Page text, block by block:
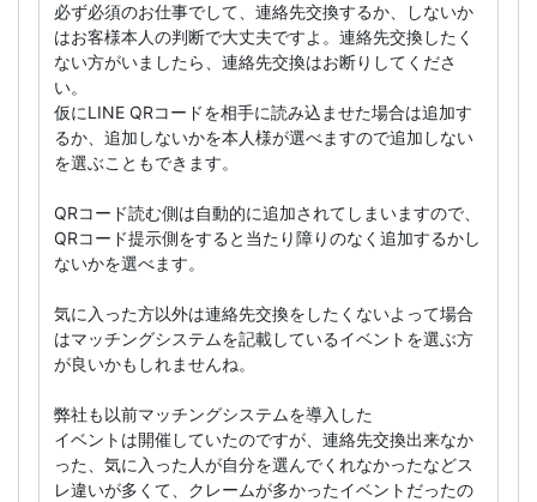
必ず必須のお仕事でして、連絡先交換するか、しないか
はお客様本人の判断で大丈夫ですよ。連絡先交換したく
ない方がいましたら、連絡先交換はお断りしてくださ
い。
仮にLINE QRコードを相手に読み込ませた場合は追加す
るか、追加しないかを本人様が選べますので追加しない
を選ぶこともできます。
QRコード読む側は自動的に追加されてしまいますので、
QRコード提示側をすると当たり障りのなく追加するかし
ないかを選べます。
気に入った方以外は連絡先交換をしたくないよって場合
はマッチングシステムを記載しているイベントを選ぶ方
が良いかもしれませんね。
弊社も以前マッチングシステムを導入した
イベントは開催していたのですが、連絡先交換出来なか
った、気に入った人が自分を選んでくれなかったなどス
レ違いが多くて、クレームが多かったイベントだったの